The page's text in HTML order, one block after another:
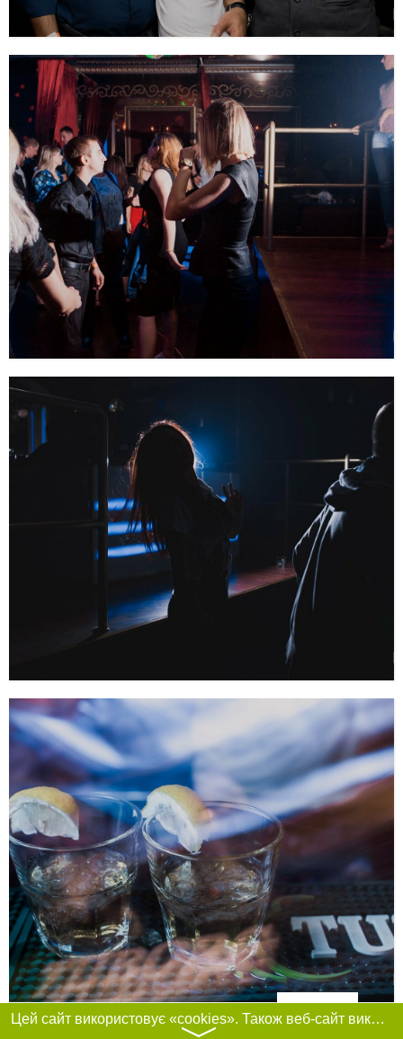
Фільтри
Цей сайт використовує «cookies». Також веб-сайт використовує інтернет-сервіс для збору технічних даних стосовно відвідувачів з метою отримання маркетингової та статистичної інформації. Умови обробки даних відвідувачів сайту див.
〉